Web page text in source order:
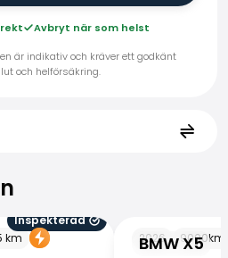
Avbryt när som helst
är indikativ och kräver ett godkänt
och helförsäkring.
Inspekterad
km BMW X5
2026 9000km